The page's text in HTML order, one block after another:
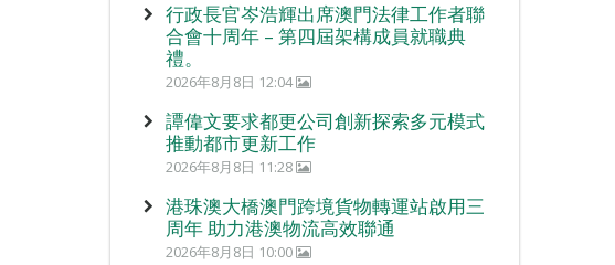
行政長官岑浩輝出席澳門法律工作者聯
合會十周年 – 第四屆架構成員就職典
禮。
2026年8月8日 12:04
譚偉文要求都更公司創新探索多元模式
推動都市更新工作
2026年8月8日 11:28
港珠澳大橋澳門跨境貨物轉運站啟用三
周年 助力港澳物流高效聯通
2026年8月8日 10:00